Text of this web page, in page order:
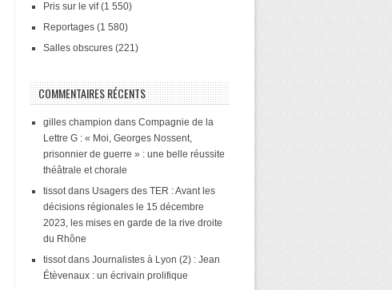
Pris sur le vif(1 550)
Reportages (1 580)
Salles obscures (221)
COMMENTAIRES RÉCENTS
gilles champion dans Compagnie de la
Lettre G : « Moi, Georges Nossent,
prisonnier de guerre » : une belle réussite
théâtrale et chorale
tissotdans Usagers des TER : Avant les
décisions régionales le 15 décembre
2023, les mises en garde de la rive droite
du Rhône
tissotdans Journalistes à Lyon (2) : Jean
Étèvenaux : un écrivain prolifique